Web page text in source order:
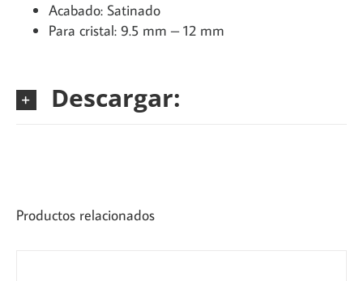
Acabado: Satinado
Para cristal: 9.5 mm – 12 mm
Descargar:
Productos relacionados